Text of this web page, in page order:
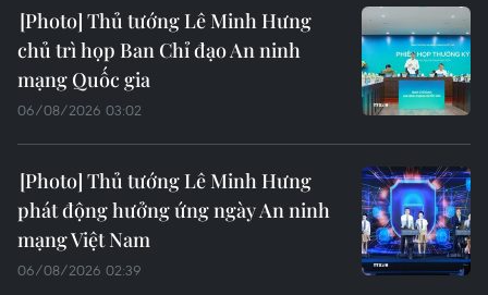
Thủ tướng Lê Minh Hưng
chủ trì họp Ban Chỉ đạo An ninh
mạng Quốc gia
06/08/2026 03:02
Thủ tướng Lê Minh Hưng
phát động hưởng ứng ngày An ninh
mạng Việt Nam
06/08/2026 02:39